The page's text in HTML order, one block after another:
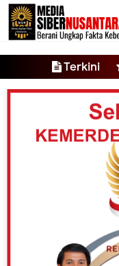
-->
Terkini